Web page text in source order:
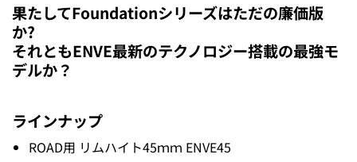
果たしてFoundationシリーズはただの廉価版
か?
それともENVE最新のテクノロジー搭載の最強モ
デルか？
ラインナップ
ROAD用 リムハイト45ｍｍ ENVE45